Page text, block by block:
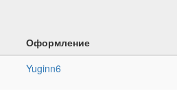
Оформление
Yuginn6